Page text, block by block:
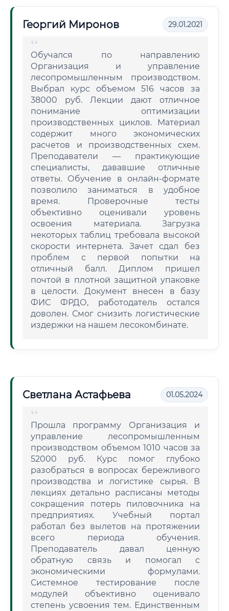
Георгий Миронов 29.01.2021
Обучался по направлению
Организация и управление
лесопромышленным производством.
Выбрал курс объемом 516 часов за
38000 руб. Лекции дают отличное
понимание оптимизации
производственных циклов. Материал
содержит много экономических
расчетов и производственных схем.
Преподаватели — практикующие
специалисты, дававшие отличные
ответы. Обучение в онлайн-формате
позволило заниматься в удобное
время. Проверочные тесты
объективно оценивали уровень
освоения материала. Загрузка
некоторых таблиц требовала высокой
скорости интернета. Зачет сдал без
проблем с первой попытки на
отличный балл. Диплом пришел
почтой в плотной защитной упаковке
в целости. Документ внесен в базу
ФИС ФРДО, работодатель остался
доволен. Смог снизить логистические
издержки на нашем лесокомбинате.
Светлана Астафьева 01.05.2024
Прошла программу Организация и
управление лесопромышленным
производством объемом 1010 часов за
52000 руб. Курс помог глубоко
разобраться в вопросах бережливого
производства и логистике сырья. В
лекциях детально расписаны методы
сокращения потерь пиловочника на
предприятиях. Учебный портал
работал без вылетов на протяжении
всего периода обучения.
Преподаватель давал ценную
обратную связь и помогал с
экономическими формулами.
Системное тестирование после
модулей объективно оценивало
степень усвоения тем. Единственным